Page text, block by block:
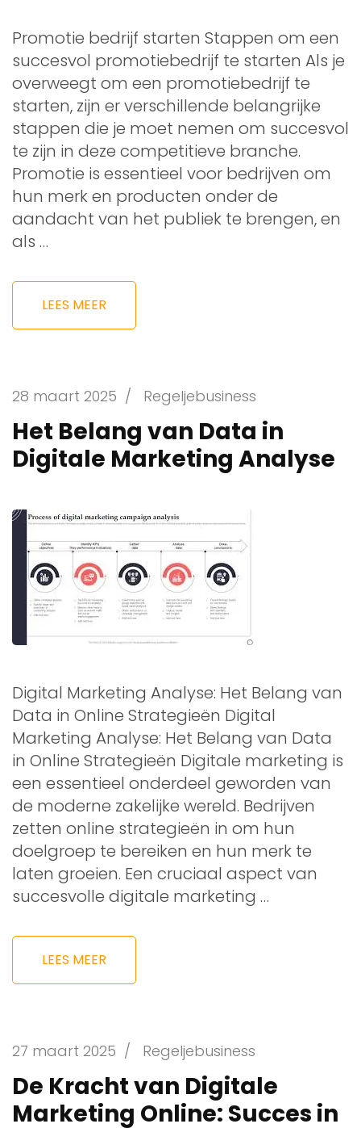
Promotie bedrijf starten Stappen om een
succesvol promotiebedrijf te starten Als je
overweegt om een promotiebedrijf te
starten, zijn er verschillende belangrijke
stappen die je moet nemen om succesvol
te zijn in deze competitieve branche.
Promotie is essentieel voor bedrijven om
hun merk en producten onder de
aandacht van het publiek te brengen, en
als …
LEES MEER
28 maart 2025 / Regeljebusiness
Het Belang van Data in
Digitale Marketing Analyse
Digital Marketing Analyse: Het Belang van
Data in Online Strategieën Digital
Marketing Analyse: Het Belang van Data
in Online Strategieën Digitale marketing is
een essentieel onderdeel geworden van
de moderne zakelijke wereld. Bedrijven
zetten online strategieën in om hun
doelgroep te bereiken en hun merk te
laten groeien. Een cruciaal aspect van
succesvolle digitale marketing …
LEES MEER
27 maart 2025 / Regeljebusiness
De Kracht van Digitale
Marketing Online: Succes in